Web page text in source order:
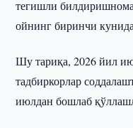
тегишли
ойнинг биринчи
Шу тариқа, 2026 йил
тадбиркорлар
июлдан бошлаб